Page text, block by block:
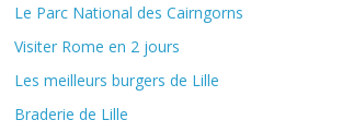
Le Parc National des Cairngorns
Visiter Rome en 2 jours
Les meilleurs burgers de Lille
Braderie de Lille